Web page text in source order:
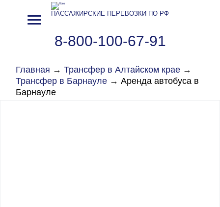
ПАССАЖИРСКИЕ ПЕРЕВОЗКИ ПО РФ
8-800-100-67-91
Главная → Трансфер в Алтайском крае →
Трансфер в Барнауле → Аренда автобуса в
Барнауле